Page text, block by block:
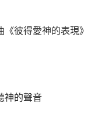
是審判刑罰的真
真相，刺透了敗
質及人類就是撒
神話，追求真理
刑罰、試煉、熬
主耶穌的再次來
讓我們從他聖潔
、審判、刑罰是
彼得愛神的表現》
神的聲音